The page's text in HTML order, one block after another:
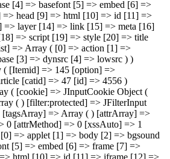
[4] => basefont [5] => embed [6] =>
=> head [9] => html [10] => id [11] =>
=> layer [14] => link [15] => meta [16]
=> script [19] => style [20] => title
=> Array ( [0] => action [1] =>
[3] => dynsrc [4] => lowsrc ) )
( [Itemid] => 145 [option] =>
[catid] => 47 [id] => 4556 )
( [cookie] => JInputCookie Object (
( ) [filter:protected] => JFilterInput
=> Array ( ) [attrArray] =>
0 [attrMethod] => 0 [xssAuto] => 1
=> applet [1] => body [2] => bgsound
[5] => embed [6] => frame [7] =>